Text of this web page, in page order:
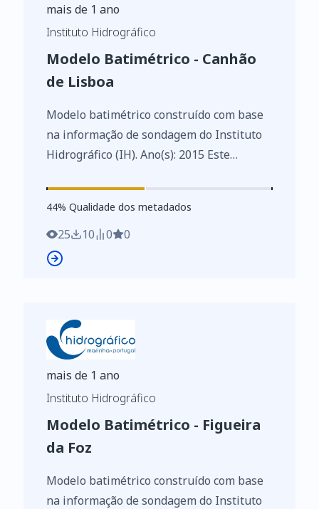
mais de 1 ano
Instituto Hidrográfico
Modelo Batimétrico - Canhão
de Lisboa
Modelo batimétrico construído com base
na informação de sondagem do Instituto
Hidrográfico (IH). Ano(s): 2015 Este
de Dados de Elevado Valor/HVD
identificados de acordo com o
Regulamento de Execução n.º 2023/138 da
Diretiva (UE) 2019/1024, relativa aos
44%
44% Qualidade dos metadados
25 10 0 0
mais de 1 ano
Instituto Hidrográfico
Modelo Batimétrico - Figueira
da Foz
Modelo batimétrico construído com base
na informação de sondagem do Instituto